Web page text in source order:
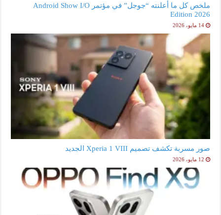
ملخص كل ما أعلنته “جوجل” في مؤتمر Android Show I/O
Edition 2026
14 مايو، 2026
صور مسربة تكشف تصميم Xperia 1 VIII الجديد
12 مايو، 2026